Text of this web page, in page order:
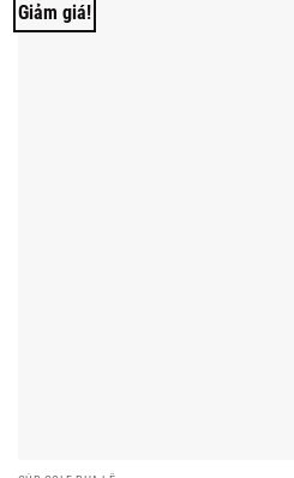
Giảm giá!